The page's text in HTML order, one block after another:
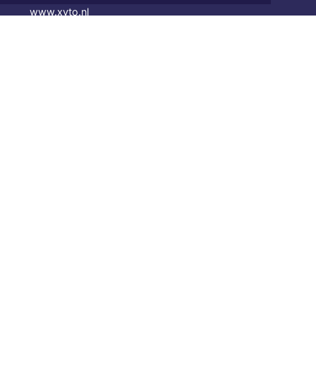
www.xyto.nl